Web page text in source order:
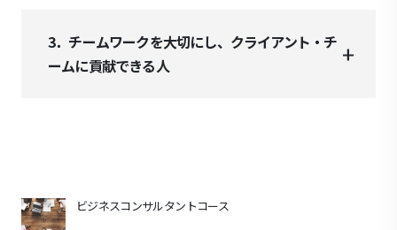
3．チームワークを大切にし、クライアント・チ
ームに貢献できる人
ビジネスコンサルタントコース